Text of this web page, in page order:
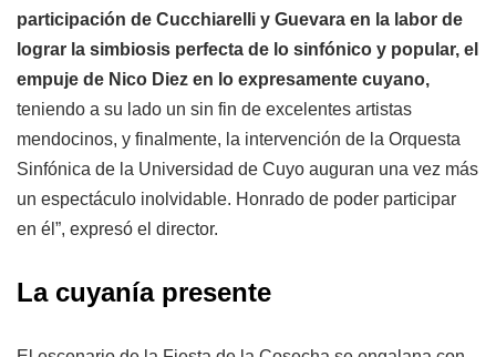
participación de Cucchiarelli y Guevara en la labor de
lograr la simbiosis perfecta de lo sinfónico y popular, el
empuje de Nico Diez en lo expresamente cuyano,
teniendo a su lado un sin fin de excelentes artistas
mendocinos, y finalmente, la intervención de la Orquesta
Sinfónica de la Universidad de Cuyo auguran una vez más
un espectáculo inolvidable. Honrado de poder participar
en él”, expresó el director.
La cuyanía presente